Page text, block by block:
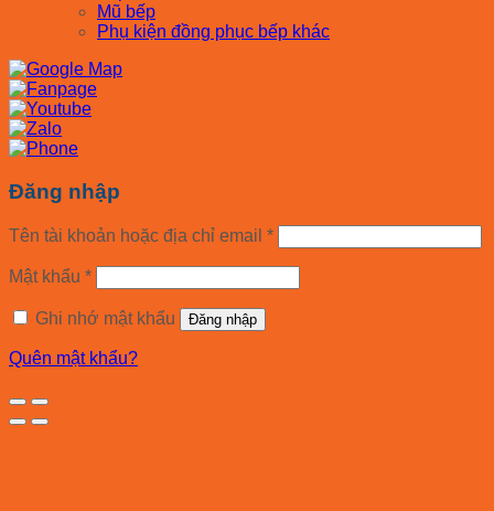
Mũ bếp
Phụ kiện đồng phục bếp khác
Đăng nhập
Tên tài khoản hoặc địa chỉ email *
Mật khẩu *
Ghi nhớ mật khẩu Đăng nhập
Quên mật khẩu?